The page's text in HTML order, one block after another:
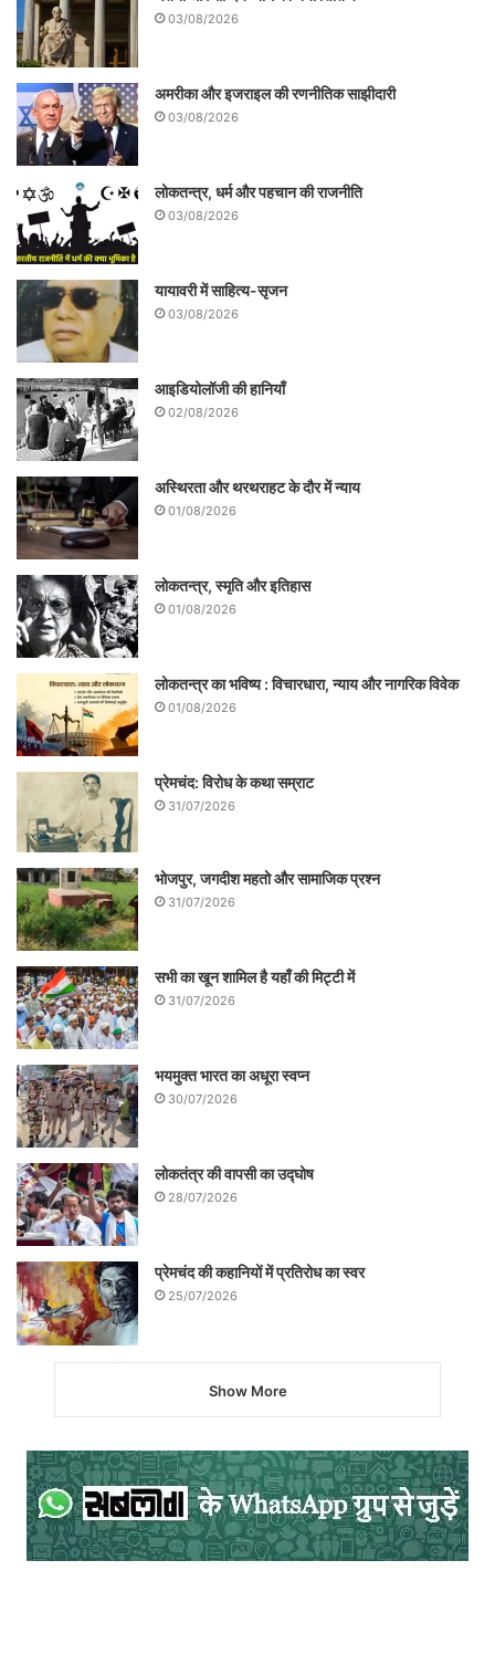
03/08/2026
अमरीका और इजराइल की रणनीतिक साझीदारी
03/08/2026
लोकतन्त्र, धर्म और पहचान की राजनीति
03/08/2026
यायावरी में साहित्य-सृजन
03/08/2026
आइडियोलॉजी की हानियाँ
02/08/2026
अस्थिरता और थरथराहट के दौर में न्याय
01/08/2026
लोकतन्त्र, स्मृति और इतिहास
01/08/2026
लोकतन्त्र का भविष्य : विचारधारा, न्याय और नागरिक विवेक
01/08/2026
प्रेमचंद: विरोध के कथा सम्राट
31/07/2026
भोजपुर, जगदीश महतो और सामाजिक प्रश्न
31/07/2026
सभी का खून शामिल है यहाँ की मिट्टी में
31/07/2026
भयमुक्त भारत का अधूरा स्वप्न
30/07/2026
लोकतंत्र की वापसी का उद्घोष
28/07/2026
प्रेमचंद की कहानियों में प्रतिरोध का स्वर
25/07/2026
Show More